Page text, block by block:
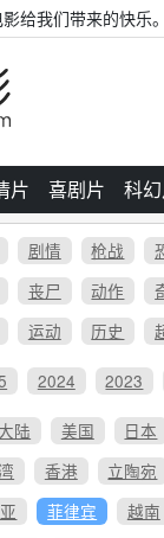
给我们带来的快乐。
片 喜剧片 科
剧情 枪战
丧尸 动作
运动 历史
2024 2023
陆 美国 日本
香港 立陶宛
菲律宾 越南